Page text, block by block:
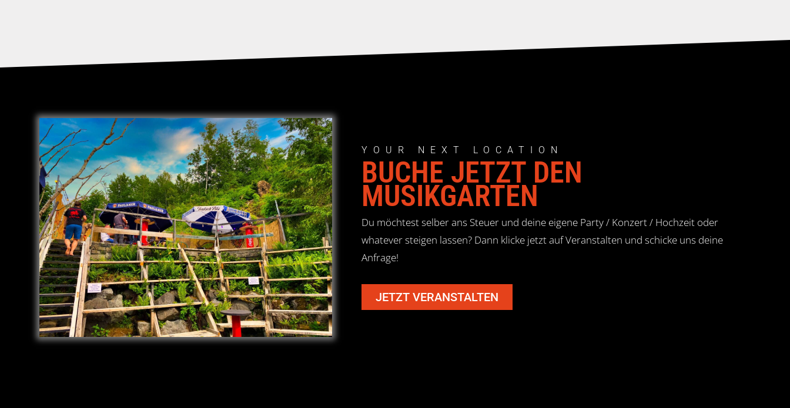
YOUR NEXT LOCATION
BUCHE JETZT DEN
MUSIKGARTEN
Du möchtest selber ans Steuer und deine eigene Party / Konzert / Hochzeit oder
whatever steigen lassen? Dann klicke jetzt auf Veranstalten und schicke uns deine
Anfrage!
JETZT VERANSTALTEN